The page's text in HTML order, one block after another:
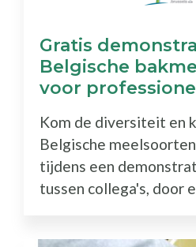
Gratis
Belgische
voor
Kom de diversiteit en
Belgische
tijdens een
tussen collega's, door